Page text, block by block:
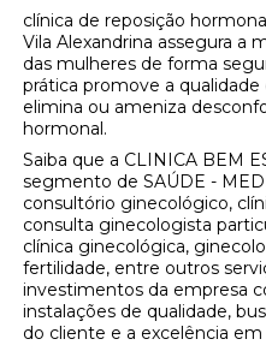
clínica de reposição
Vila Alexandrina assegura a
das mulheres de forma
prática promove a
elimina ou ameniza
hormonal.
Saiba que a CLINICA BEM
segmento de SAÚDE -
consultório ginecológico,
consulta ginecologista
clínica ginecológica,
fertilidade, entre outros
investimentos da empresa
instalações de qualidade,
do cliente e a excelência